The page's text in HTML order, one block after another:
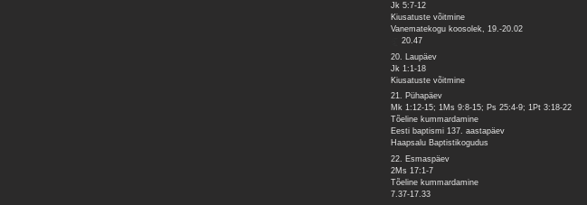
Jk 5:7-12
Kiusatuste võitmine
Vanematekogu koosolek, 19.-20.02
20.47
20. Laupäev
Jk 1:1-18
Kiusatuste võitmine
21. Pühapäev
Mk 1:12-15; 1Ms 9:8-15; Ps 25:4-9; 1Pt 3:18-22
Tõeline kummardamine
Eesti baptismi 137. aastapäev
Haapsalu Baptistikogudus
22. Esmaspäev
2Ms 17:1-7
Tõeline kummardamine
7.37-17.33